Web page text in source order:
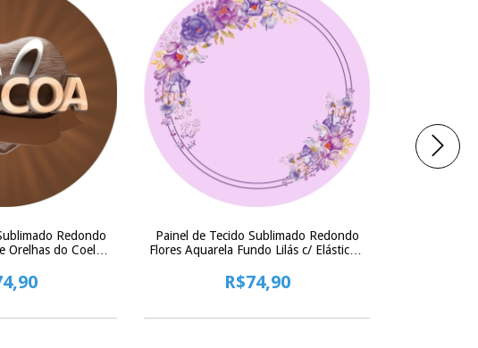
Redondo
Orelhas do Coelho
Painel de Tecido Sublimado Redondo
Flores Aquarela Fundo Lilás c/ Elástico -
R$74,90